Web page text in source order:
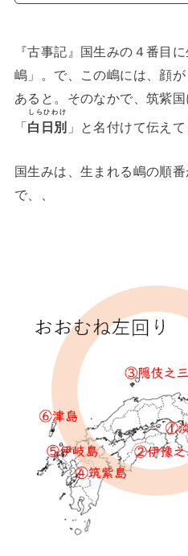
『古事記』国生みの４番目
嶋」。で、この嶋には、顔
あると。そのなかで、筑紫
「白日別
しらひわけ
」と名付けて伝えて
国生みは、生まれる嶋の順
で、、